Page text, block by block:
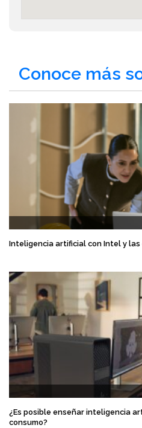
Conoce más
Inteligencia artificial con Intel y
¿Es posible enseñar inteligencia
consumo?